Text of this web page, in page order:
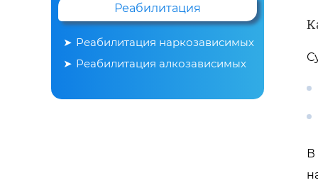
В
Реабилитация
Реабилитация наркозависимых
Реабилитация алкозависимых